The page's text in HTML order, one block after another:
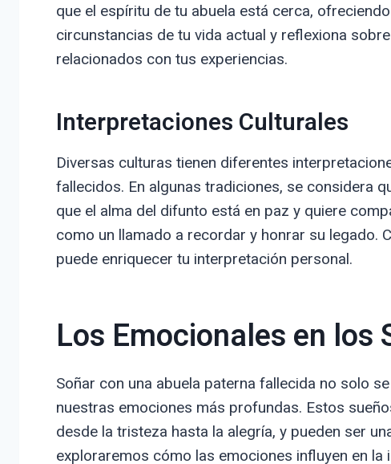
que el espíritu de tu abuela está cerca,
circunstancias de tu vida actual y reflexiona
relacionados con tus experiencias.
Interpretaciones Culturales
Diversas culturas tienen diferentes
fallecidos. En algunas tradiciones, se considera
que el alma del difunto está en paz y quiere
como un llamado a recordar y honrar su legado.
puede enriquecer tu interpretación personal.
Los Emocionales en los
Soñar con una abuela paterna fallecida no solo
nuestras emociones más profundas. Estos
desde la tristeza hasta la alegría, y pueden ser
exploraremos cómo las emociones influyen en